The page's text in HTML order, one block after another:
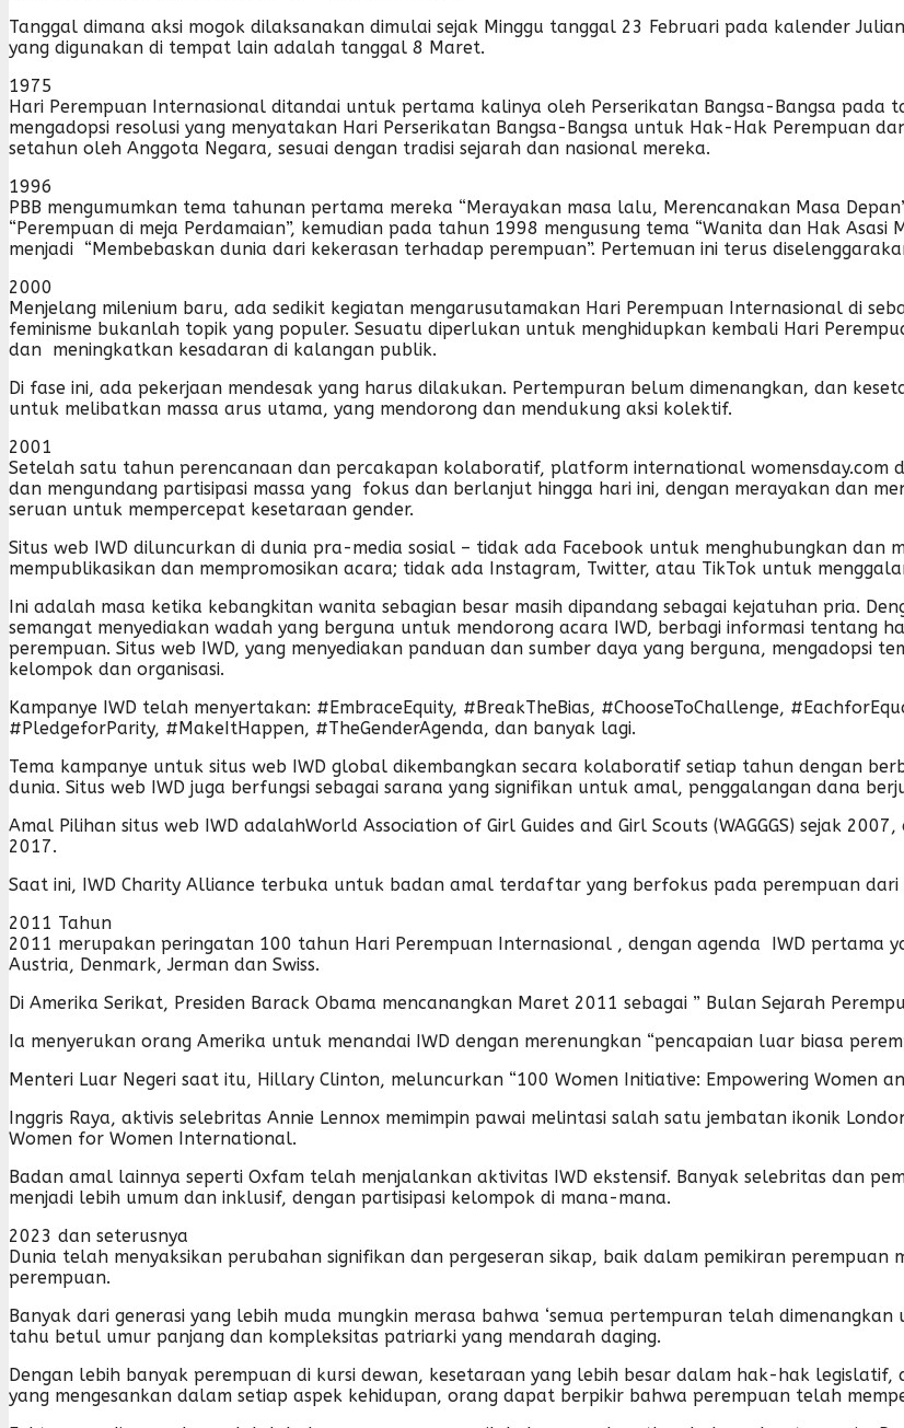
Tanggal dimana aksi mogok dilaksanakan dimulai sejak Minggu tanggal 23 Februari pada kalender
yang digunakan di tempat lain adalah tanggal 8 Maret.
1975
Hari Perempuan Internasional ditandai untuk pertama kalinya oleh Perserikatan Bangsa-Bangsa pada
mengadopsi resolusi yang menyatakan Hari Perserikatan Bangsa-Bangsa untuk Hak-Hak Perempuan
setahun oleh Anggota Negara, sesuai dengan tradisi sejarah dan nasional mereka.
1996
PBB mengumumkan tema tahunan pertama mereka “Merayakan masa lalu, Merencanakan Masa
“Perempuan di meja Perdamaian”, kemudian pada tahun 1998 mengusung tema “Wanita dan Hak
menjadi “Membebaskan dunia dari kekerasan terhadap perempuan”. Pertemuan ini terus
2000
Menjelang milenium baru, ada sedikit kegiatan mengarusutamakan Hari Perempuan Internasional di
feminisme bukanlah topik yang populer. Sesuatu diperlukan untuk menghidupkan kembali Hari
dan meningkatkan kesadaran di kalangan publik.
Di fase ini, ada pekerjaan mendesak yang harus dilakukan. Pertempuran belum dimenangkan, dan
untuk melibatkan massa arus utama, yang mendorong dan mendukung aksi kolektif.
2001
Setelah satu tahun perencanaan dan percakapan kolaboratif, platform international womensday.com
dan mengundang partisipasi massa yang fokus dan berlanjut hingga hari ini, dengan merayakan dan
seruan untuk mempercepat kesetaraan gender.
Situs web IWD diluncurkan di dunia pra-media sosial – tidak ada Facebook untuk menghubungkan dan
mempublikasikan dan mempromosikan acara; tidak ada Instagram, Twitter, atau TikTok untuk
Ini adalah masa ketika kebangkitan wanita sebagian besar masih dipandang sebagai kejatuhan pria.
semangat menyediakan wadah yang berguna untuk mendorong acara IWD, berbagi informasi tentang
perempuan. Situs web IWD, yang menyediakan panduan dan sumber daya yang berguna, mengadopsi
kelompok dan organisasi.
Kampanye IWD telah menyertakan: #EmbraceEquity, #BreakTheBias, #ChooseToChallenge,
#PledgeforParity, #MakeItHappen, #TheGenderAgenda, dan banyak lagi.
Tema kampanye untuk situs web IWD global dikembangkan secara kolaboratif setiap tahun dengan
dunia. Situs web IWD juga berfungsi sebagai sarana yang signifikan untuk amal, penggalangan dana
Amal Pilihan situs web IWD adalahWorld Association of Girl Guides and Girl Scouts (WAGGGS) sejak
2017.
Saat ini, IWD Charity Alliance terbuka untuk badan amal terdaftar yang berfokus pada perempuan dari
2011 Tahun
2011 merupakan peringatan 100 tahun Hari Perempuan Internasional , dengan agenda IWD
Austria, Denmark, Jerman dan Swiss.
Di Amerika Serikat, Presiden Barack Obama mencanangkan Maret 2011 sebagai ” Bulan Sejarah
Ia menyerukan orang Amerika untuk menandai IWD dengan merenungkan “pencapaian luar biasa
Menteri Luar Negeri saat itu, Hillary Clinton, meluncurkan “100 Women Initiative: Empowering Women
Inggris Raya, aktivis selebritas Annie Lennox memimpin pawai melintasi salah satu jembatan ikonik
Women for Women International.
Badan amal lainnya seperti Oxfam telah menjalankan aktivitas IWD ekstensif. Banyak selebritas dan
menjadi lebih umum dan inklusif, dengan partisipasi kelompok di mana-mana.
2023 dan seterusnya
Dunia telah menyaksikan perubahan signifikan dan pergeseran sikap, baik dalam pemikiran
perempuan.
Banyak dari generasi yang lebih muda mungkin merasa bahwa ‘semua pertempuran telah
tahu betul umur panjang dan kompleksitas patriarki yang mendarah daging.
Dengan lebih banyak perempuan di kursi dewan, kesetaraan yang lebih besar dalam hak-hak
yang mengesankan dalam setiap aspek kehidupan, orang dapat berpikir bahwa perempuan telah